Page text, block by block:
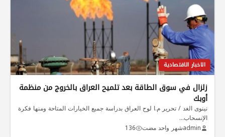
الاخبار الاقتصادية
زلزال في سوق الطاقة بعد تلميح العراق بالخروج من منظمة
أوبك
نينوى الغد / تحرير م.ا لوح العراق بدراسة جميع الخيارات المتاحة ومنها فكرة
الإنسحاب…
adminشهر واحد مضت 136